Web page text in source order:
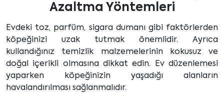
Azaltma Yöntemleri
Evdeki toz, parfüm, sigara dumanı gibi faktörlerden
köpeğinizi uzak tutmak önemlidir. Ayrıca
kullandığınız temizlik malzemelerinin kokusuz ve
doğal içerikli olmasına dikkat edin. Ev düzenlemesi
yaparken köpeğinizin yaşadığı alanların
havalandırılması sağlanmalıdır.